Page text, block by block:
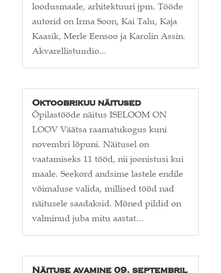
loodusmaale, arhitektuuri jpm. Tööde
autorid on Irma Soon, Kai Talu, Kaja
Kaasik, Merle Eensoo ja Karolin Assin.
Akvarellistuudio...
Oktoobrikuu näitused
Õpilastööde näitus ISELOOM ON
LOOV Väätsa raamatukogus kuni
novembri lõpuni. Näitusel on
vaatamiseks 11 tööd, nii joonistusi kui
maale. Seekord andsime lastele endile
võimaluse valida, millised tööd nad
näitusele saadaksid. Mõned pildid on
valminud juba mitu aastat...
Näituse avamine 09. septembril